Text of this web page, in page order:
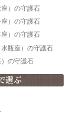
）の守護石
）の守護石
）の守護石
瓶座）の守護石
の守護石